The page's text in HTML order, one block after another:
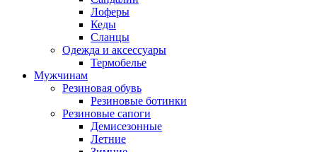
Лоферы
Кеды
Сланцы
Одежда и аксессуары
Термобелье
Мужчинам
Резиновая обувь
Резиновые ботинки
Резиновые сапоги
Демисезонные
Летние